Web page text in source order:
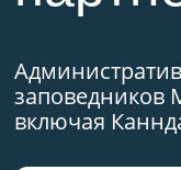
заповедников
включая